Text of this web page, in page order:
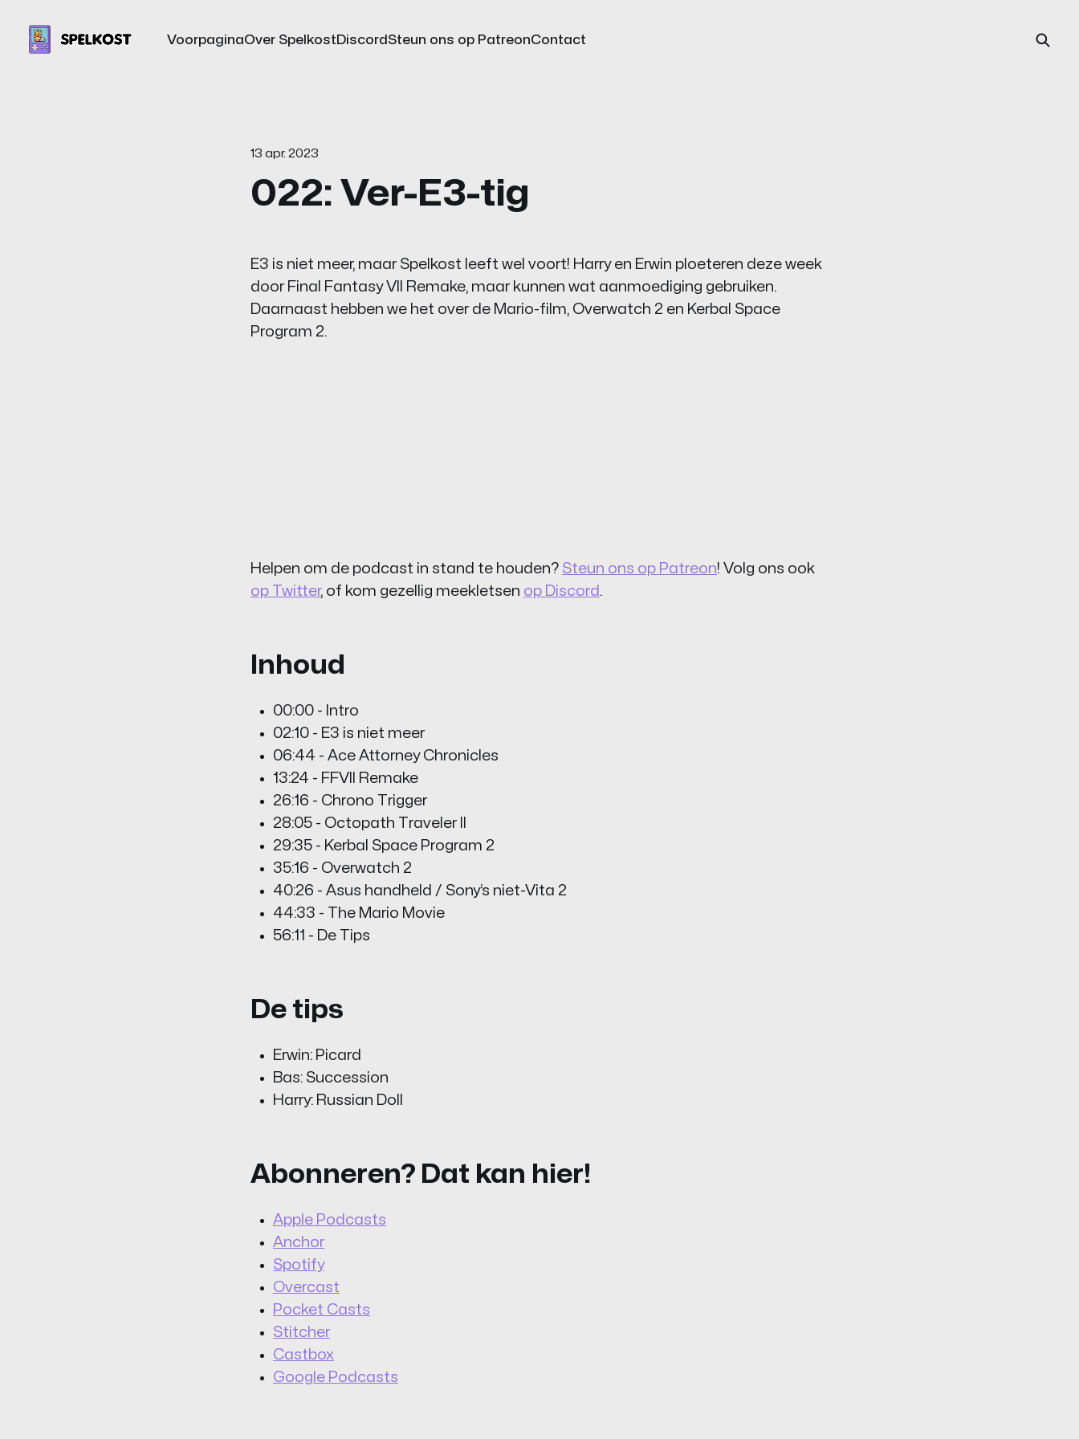
VoorpaginaOver SpelkostDiscord Steun ons op PatreonContact
13 apr. 2023
022: Ver-E3-tig
E3 is niet meer, maar Spelkost leeft wel voort! Harry en Erwin ploeteren deze week
door Final Fantasy VII Remake, maar kunnen wat aanmoediging gebruiken.
Daarnaast hebben we het over de Mario-film, Overwatch 2 en Kerbal Space
Program 2.
Helpen om de podcast in stand te houden? Steun ons op Patreon! Volg ons ook
op Twitter, of kom gezellig meekletsen op Discord .
Inhoud
00:00 - Intro
02:10 - E3 is niet meer
06:44 - Ace Attorney Chronicles
13:24 - FFVII Remake
26:16 - Chrono Trigger
28:05 - Octopath Traveler II
29:35 - Kerbal Space Program 2
35:16 - Overwatch 2
40:26 - Asus handheld / Sony’s niet-Vita 2
44:33 - The Mario Movie
56:11 - De Tips
De tips
Erwin: Picard
Bas: Succession
Harry: Russian Doll
Abonneren? Dat kan hier!
Apple Podcasts
Anchor
Spotify
Overcast
Pocket Casts
Stitcher
Castbox
Google Podcasts